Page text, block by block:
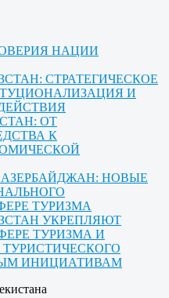
НАЦИИ
СТРАТЕГИЧЕСКОЕ
И
ОТ
К
НОВЫЕ
ТУРИЗМА
УКРЕПЛЯЮТ
ТУРИЗМА И
ИНИЦИАТИВАМ